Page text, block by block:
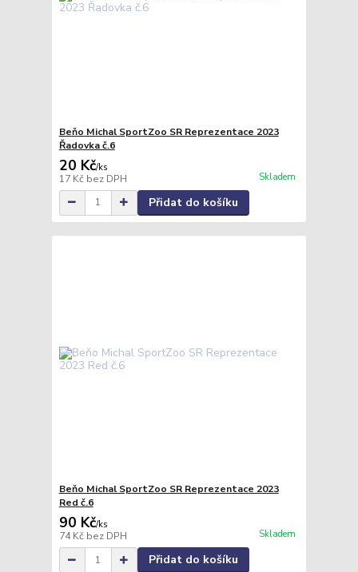
Beňo Michal SportZoo SR Reprezentace 2023
Řadovka č.6
20 Kč/ks
17 Kč bez DPH Skladem
Přidat do košíku
Beňo Michal SportZoo SR Reprezentace 2023
Red č.6
90 Kč/ks
74 Kč bez DPH Skladem
Přidat do košíku